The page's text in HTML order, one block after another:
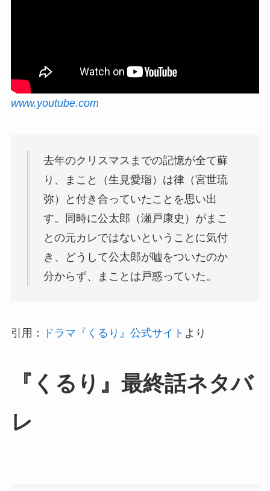
www.youtube.com
去年のクリスマスまでの記憶が全て蘇
り、まこと（生見愛瑠）は律（宮世琉
弥）と付き合っていたことを思い出
す。同時に公太郎（瀬戸康史）がまこ
との元カレではないということに気付
き、どうして公太郎が嘘をついたのか
分からず、まことは戸惑っていた。
引用： ドラマ『くるり』公式サイト より
『くるり』最終話ネタバ
レ